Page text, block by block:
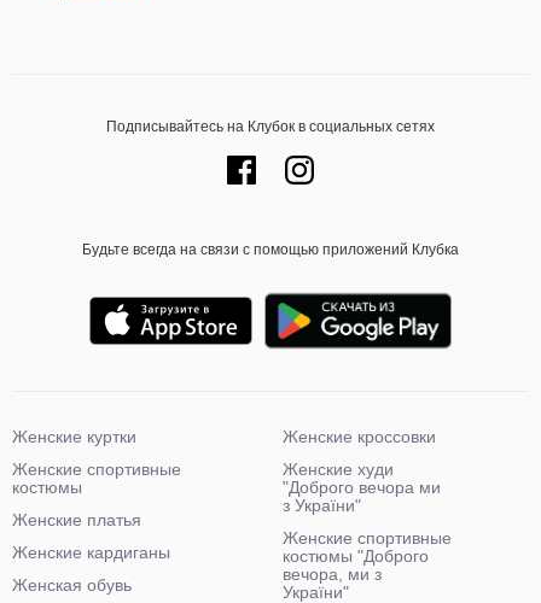
Подписывайтесь на Клубок в социальных сетях
Будьте всегда на связи с помощью приложений Клубка
Женские куртки
Женские спортивные
костюмы
Женские платья
Женские кардиганы
Женская обувь
Женские кроссовки
Женские худи
"Доброго вечора ми
з України"
Женские спортивные
костюмы "Доброго
вечора, ми з
України"